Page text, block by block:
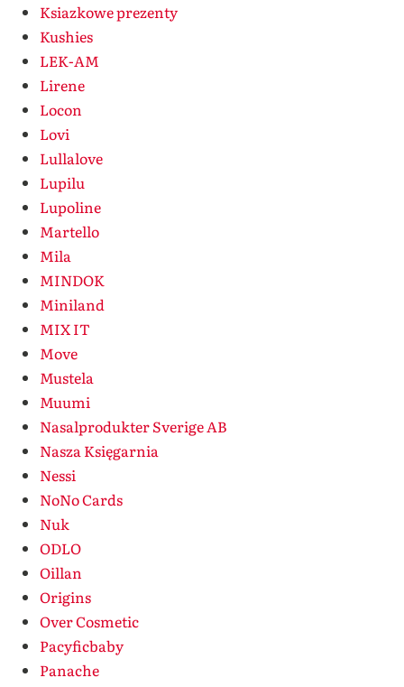
Ksiazkowe prezenty
Kushies
LEK-AM
Lirene
Locon
Lovi
Lullalove
Lupilu
Lupoline
Martello
Mila
MINDOK
Miniland
MIX IT
Move
Mustela
Muumi
Nasalprodukter Sverige AB
Nasza Księgarnia
Nessi
NoNo Cards
Nuk
ODLO
Oillan
Origins
Over Cosmetic
Pacyficbaby
Panache